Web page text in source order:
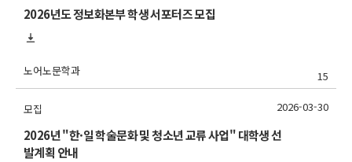
2026년도 정보화본부 학생 서포터즈 모집
노어노문학과 15
모집
2026년 "한·일 학술문화 및 청소년 교류 사업" 대학생 선
발계획 안내
2026-03-30